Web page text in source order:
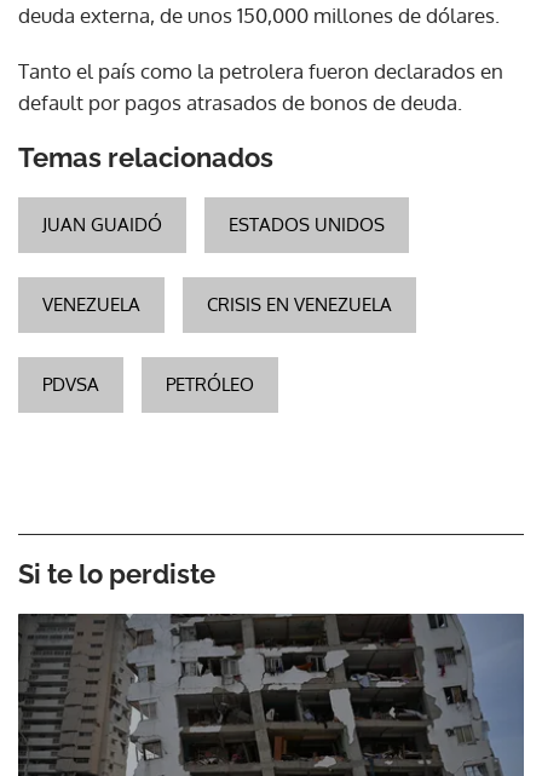
deuda externa, de unos 150,000 millones de dólares.
Tanto el país como la petrolera fueron declarados en
default por pagos atrasados de bonos de deuda.
Temas relacionados
JUAN GUAIDÓ ESTADOS UNIDOS
VENEZUELA CRISIS EN VENEZUELA
PDVSA PETRÓLEO
Si te lo perdiste